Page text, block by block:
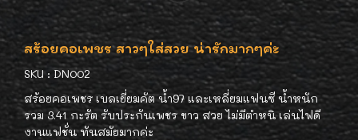
สร้อยคอเพชร สาวๆใส่สวย น่ารักมากๆค่ะ
SKU : DN002
สร้อยคอเพชร เบลเยี่ยมคัต น้ำ97 และเหลี่ยมแฟนซี น้ำหนัก
รวม 3.41 กะรัต รับประกันเพชร ขาว สวย ไม่มีตำหนิ เล่นไฟดี
งานแฟชั่น ทันสมัยมากค่ะ